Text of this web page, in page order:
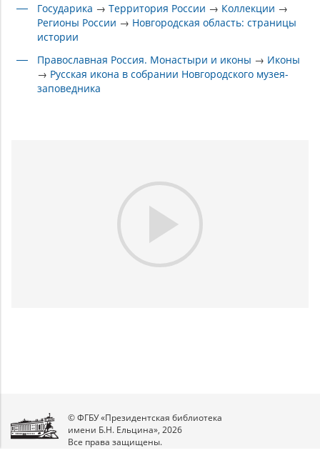
Государика →Территория России → Коллекции →
Регионы России → Новгородская область: страницы
истории
Православная Россия. Монастыри и иконы → Иконы
→ Русская икона в собрании Новгородского музея-
заповедника
Play
Video
© ФГБУ «Президентская библиотека
имени Б.Н. Ельцина», 2026
Все права защищены.